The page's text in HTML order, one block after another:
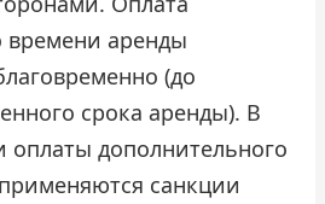
времени аренды
(до
срока аренды). В
оплаты дополнительного
санкции